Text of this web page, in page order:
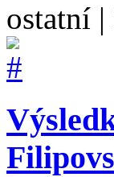
ostatní |